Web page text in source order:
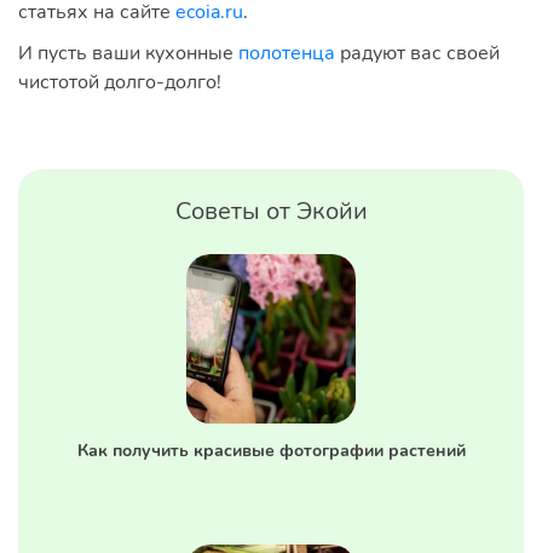
статьях на сайте ecoia.ru.
И пусть ваши кухонные полотенца радуют вас своей
чистотой долго-долго!
Советы от Экойи
Как получить красивые фотографии растений